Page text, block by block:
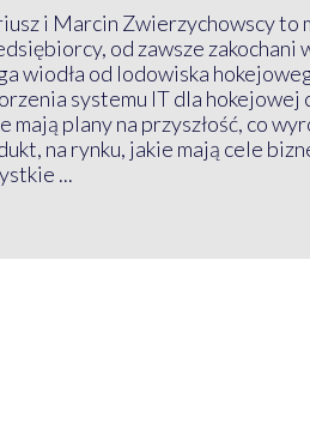
i Marcin Zwierzychowscy to
od zawsze zakochani
wiodła od lodowiska
systemu IT dla hokejowej
mają plany na przyszłość, co
na rynku, jakie mają cele
...